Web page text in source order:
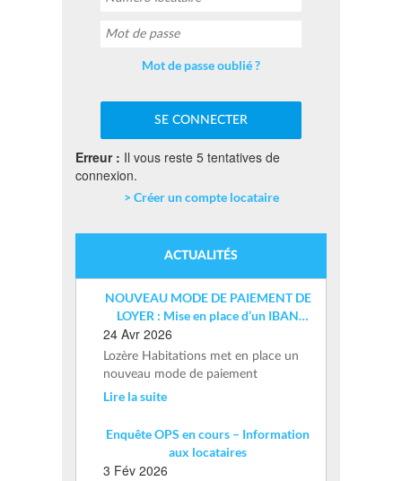
Mot de passe oublié ?
Erreur : Il vous reste 5 tentatives de
connexion.
> Créer un compte locataire
ACTUALITÉS
NOUVEAU MODE DE PAIEMENT DE
LOYER : Mise en place d’un IBAN
24 Avr 2026
Lozère Habitations met en place un
nouveau mode de paiement
Lire la suite
Enquête OPS en cours – Information
aux locataires
3 Fév 2026